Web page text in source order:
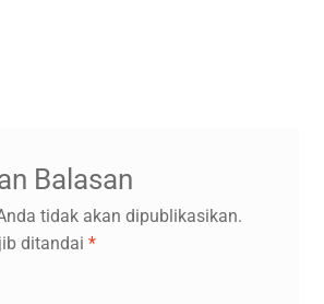
Balasan
tidak akan dipublikasikan.
ditandai *